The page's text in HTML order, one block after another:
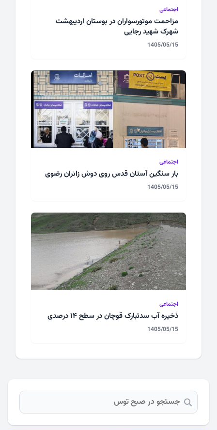
اجتماعی
مزاحمت موتورسواران در بوستان اردیبهشت
شهرک شهید رجایی
1405/05/15
اجتماعی
بار سنگین آستان قدس روی دوش زائران رضوی
1405/05/15
اجتماعی
ذخیره آب سدتبارک قوچان در سطح ۱۴ درصدی
1405/05/15